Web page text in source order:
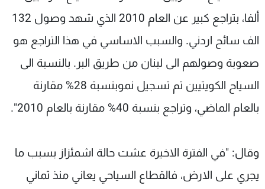
ألفا، بتراجع كبير عن العام 2010 الذي شهد وصول 132
الف سائح اردني. والسبب الاساسي في هذا التراجع هو
صعوبة وصولهم الى لبنان من طريق البر. بالنسبة الى
السياح الكويتيين تم تسجيل نموبنسبة 28% مقارنة
بالعام الماضي، وتراجع بنسبة 40% مقارنة بالعام 2010".
وقال: "في الفترة الاخيرة عشت حالة اشمئزاز بسبب ما
يجري على الارض، فالقطاع السياحي يعاني منذ ثماني